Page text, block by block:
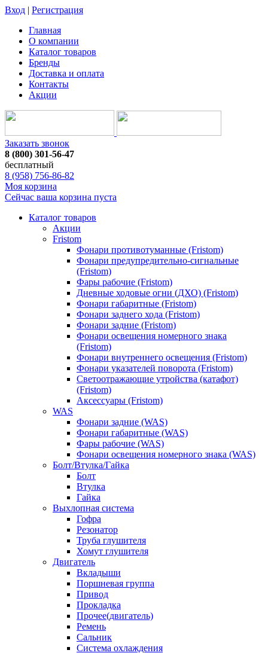
Вход | Регистрация
Главная
О компании
Каталог товаров
Бренды
Доставка и оплата
Контакты
Акции
Заказать звонок
8 (800) 301-56-47
бесплатный
8 (958) 756-86-82
Моя корзина
Сейчас ваша корзина пуста
Каталог товаров
Акции
Fristom
Фонари противотуманные (Fristom)
Фонари предупредительно-сигнальные
(Fristom)
Фары рабочие (Fristom)
Дневные ходовые огни (ДХО) (Fristom)
Фонари габаритные (Fristom)
Фонари заднего хода (Fristom)
Фонари задние (Fristom)
Фонари освещения номерного знака
(Fristom)
Фонари внутреннего освещения (Fristom)
Фонари указателей поворота (Fristom)
Светоотражающие утройства (катафот)
(Fristom)
Аксессуары (Fristom)
WAS
Фонари задние (WAS)
Фонари габаритные (WAS)
Фары рабочие (WAS)
Фонари освещения номерного знака (WAS)
Болт/Втулка/Гайка
Болт
Втулка
Гайка
Выхлопная система
Гофра
Резонатор
Труба глушителя
Хомут глушителя
Двигатель
Вкладыши
Поршневая группа
Привод
Прокладка
Прочее(двигатель)
Ремень
Сальник
Система охлаждения